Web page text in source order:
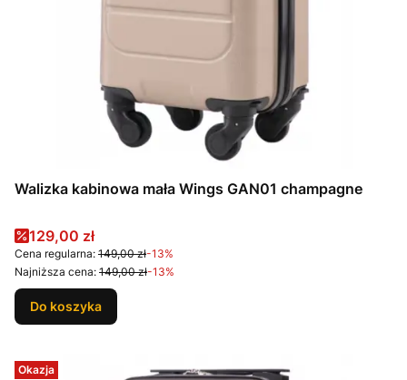
Walizka kabinowa mała Wings GAN01 champagne
Cena promocyjna
129,00 zł
Cena regularna: 149,00 zł-13%
Najniższa cena: 149,00 zł-13%
Do koszyka
Okazja